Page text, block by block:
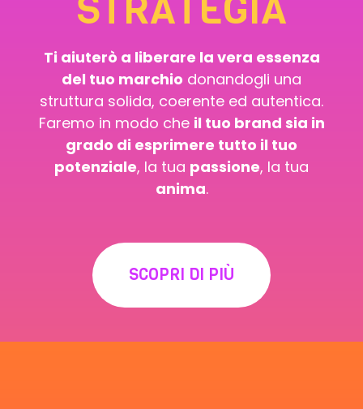
Ti aiuterò a liberare la vera essenza
del tuo marchio donandogli una
struttura solida, coerente ed autentica.
Faremo in modo che il tuo brand sia in
grado di esprimere tutto il tuo
potenziale, la tua passione, la tua
anima.
SCOPRI DI PIÙ